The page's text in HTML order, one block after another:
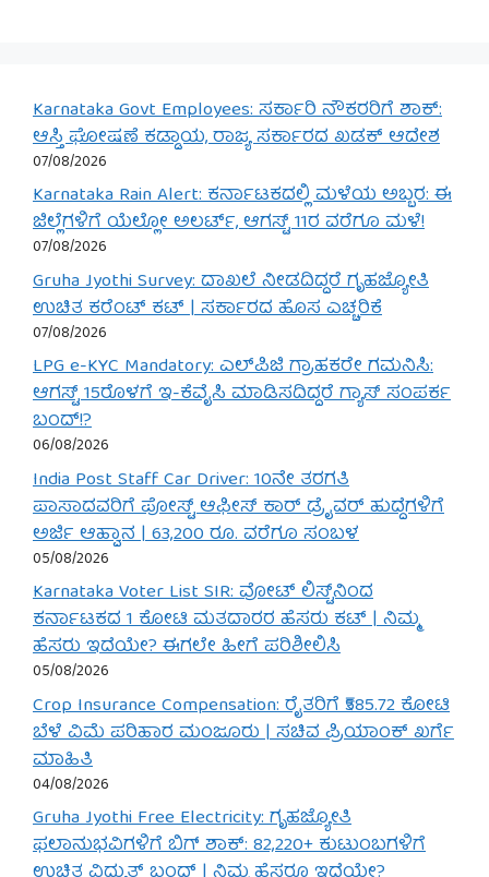
Karnataka Govt Employees: ಸರ್ಕಾರಿ ನೌಕರರಿಗೆ ಶಾಕ್:
ಆಸ್ತಿ ಘೋಷಣೆ ಕಡ್ಡಾಯ, ರಾಜ್ಯ ಸರ್ಕಾರದ ಖಡಕ್ ಆದೇಶ
07/08/2026
Karnataka Rain Alert: ಕರ್ನಾಟಕದಲ್ಲಿ ಮಳೆಯ ಅಬ್ಬರ: ಈ
ಜಿಲ್ಲೆಗಳಿಗೆ ಯೆಲ್ಲೋ ಅಲರ್ಟ್, ಆಗಸ್ಟ್ 11ರ ವರೆಗೂ ಮಳೆ!
07/08/2026
Gruha Jyothi Survey: ದಾಖಲೆ ನೀಡದಿದ್ದರೆ ಗೃಹಜ್ಯೋತಿ
ಉಚಿತ ಕರೆಂಟ್ ಕಟ್ | ಸರ್ಕಾರದ ಹೊಸ ಎಚ್ಚರಿಕೆ
07/08/2026
LPG e-KYC Mandatory: ಎಲ್‌ಪಿಜಿ ಗ್ರಾಹಕರೇ ಗಮನಿಸಿ:
ಆಗಸ್ಟ್ 15ರೊಳಗೆ ಇ-ಕೆವೈಸಿ ಮಾಡಿಸದಿದ್ದರೆ ಗ್ಯಾಸ್ ಸಂಪರ್ಕ
ಬಂದ್!?
06/08/2026
India Post Staff Car Driver: 10ನೇ ತರಗತಿ
ಪಾಸಾದವರಿಗೆ ಪೋಸ್ಟ್ ಆಫೀಸ್ ಕಾರ್ ಡ್ರೈವರ್ ಹುದ್ದೆಗಳಿಗೆ
ಅರ್ಜಿ ಆಹ್ವಾನ | 63,200 ರೂ. ವರೆಗೂ ಸಂಬಳ
05/08/2026
Karnataka Voter List SIR: ವೋಟ್ ಲಿಸ್ಟ್‌ನಿಂದ
ಕರ್ನಾಟಕದ 1 ಕೋಟಿ ಮತದಾರರ ಹೆಸರು ಕಟ್ | ನಿಮ್ಮ
ಹೆಸರು ಇದೆಯೇ? ಈಗಲೇ ಹೀಗೆ ಪರಿಶೀಲಿಸಿ
05/08/2026
Crop Insurance Compensation: ರೈತರಿಗೆ ₹585.72 ಕೋಟಿ
ಬೆಳೆ ವಿಮೆ ಪರಿಹಾರ ಮಂಜೂರು | ಸಚಿವ ಪ್ರಿಯಾಂಕ್ ಖರ್ಗೆ
ಮಾಹಿತಿ
04/08/2026
Gruha Jyothi Free Electricity: ಗೃಹಜ್ಯೋತಿ
ಫಲಾನುಭವಿಗಳಿಗೆ ಬಿಗ್ ಶಾಕ್: 82,220+ ಕುಟುಂಬಗಳಿಗೆ